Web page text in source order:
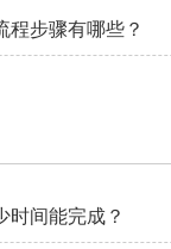
程步骤有哪些？
时间能完成？